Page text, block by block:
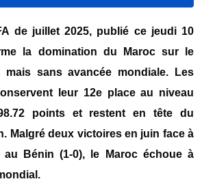
de juillet 2025, publié ce jeudi 10
la domination du Maroc sur le
mais sans avancée mondiale. Les
leur 12e place au niveau
points et restent en tête du
Malgré deux victoires en juin face à
au Bénin (1-0), le Maroc échoue à